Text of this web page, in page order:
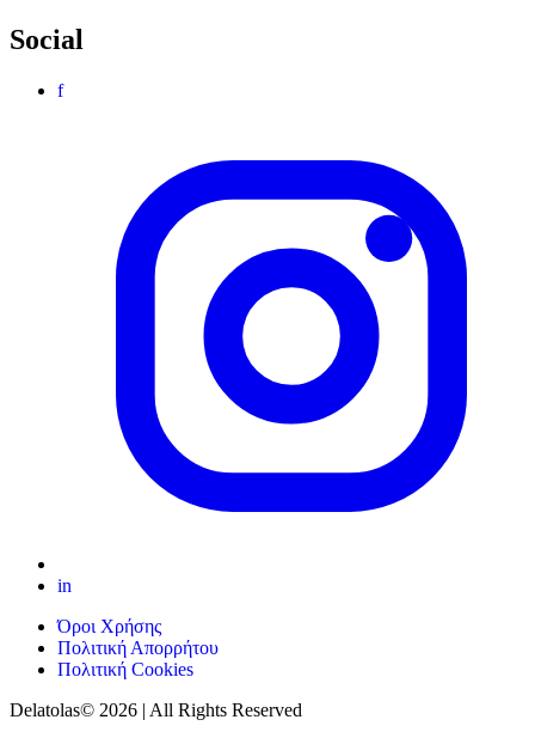
Social
f
in
Όροι Χρήσης
Πολιτική Απορρήτου
Πολιτική Cookies
Delatolas© 2026 | All Rights Reserved